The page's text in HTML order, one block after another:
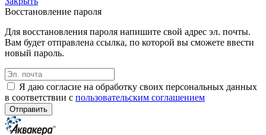
Восстановление пароля
Для восстановления пароля напишите свой адрес эл. почты.
Вам будет отправлена ссылка, по которой вы сможете ввести
новый пароль.
Я даю согласие на обработку своих персональных данных
в соответствии с пользовательским соглашением